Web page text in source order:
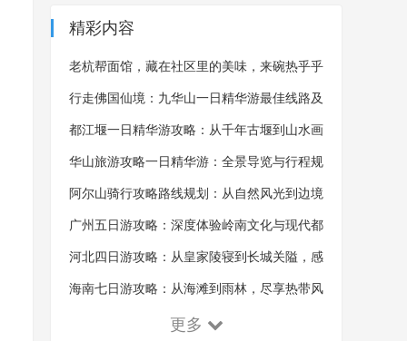
精彩内容
老杭帮面馆，藏在社区里的美味，来碗热乎乎
的杭帮面，吃完浑身舒畅
行走佛国仙境：九华山一日精华游最佳线路及
沿途风景概览
都江堰一日精华游攻略：从千年古堰到山水画
卷的全景探索
华山旅游攻略一日精华游：全景导览与行程规
划的艺术
阿尔山骑行攻略路线规划：从自然风光到边境
体验的探索之旅
广州五日游攻略：深度体验岭南文化与现代都
市魅力
河北四日游攻略：从皇家陵寝到长城关隘，感
受千年古韵！
海南七日游攻略：从海滩到雨林，尽享热带风
更多